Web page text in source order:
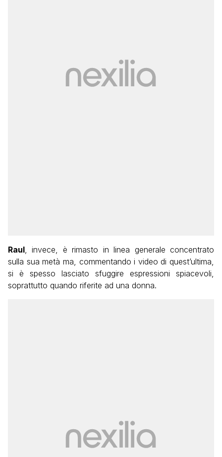
Raul , invece, è rimasto in linea generale concentrato
sulla sua metà ma, commentando i video di quest’ultima,
si è spesso lasciato sfuggire espressioni spiacevoli,
soprattutto quando riferite ad una donna.